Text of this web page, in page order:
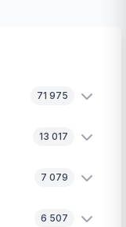
71 975
13 017
7 079
6 507